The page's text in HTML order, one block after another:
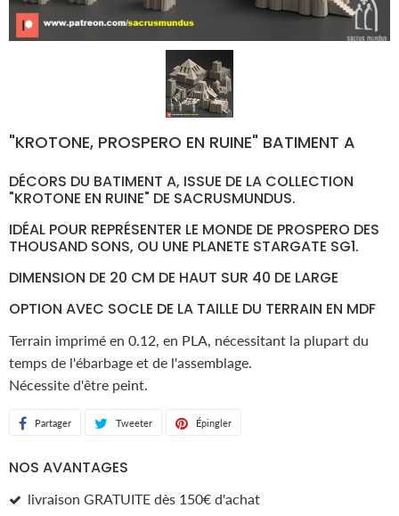
"KROTONE, PROSPERO EN RUINE" BATIMENT A
DÉCORS DU BATIMENT A, ISSUE DE LA COLLECTION
"KROTONE EN RUINE" DE SACRUSMUNDUS.
IDÉAL POUR REPRÉSENTER LE MONDE DE PROSPERO DES
THOUSAND SONS, OU UNE PLANETE STARGATE SG1.
DIMENSION DE 20 CM DE HAUT SUR 40 DE LARGE
OPTION AVEC SOCLE DE LA TAILLE DU TERRAIN EN MDF
Terrain imprimé en 0.12, en PLA, nécessitant la plupart du
temps de l'ébarbage et de l'assemblage.
Nécessite d'être peint.
Partager Partager
Facebook
Tweeter TweeterÉpingler
NOS AVANTAGES
livraison GRATUITE dès 150€ d'achat